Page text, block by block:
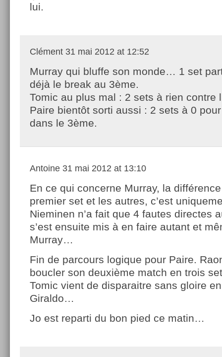
lui.
Clément 31 mai 2012 at 12:52
Murray qui bluffe son monde… 1 set
déjà le break au 3ème.
Tomic au plus mal : 2 sets à rien contre
Paire bientôt sorti aussi : 2 sets à 0
dans le 3ème.
Antoine 31 mai 2012 at 13:10
En ce qui concerne Murray, la
premier set et les autres, c’est
Nieminen n’a fait que 4 fautes directes
s’est ensuite mis à en faire autant et
Murray…
Fin de parcours logique pour Paire.
boucler son deuxième match en trois
Tomic vient de disparaitre sans gloire
Giraldo…
Jo est reparti du bon pied ce matin…